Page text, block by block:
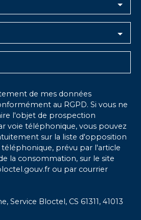
de mes données
au RGPD. Si vous ne
l'objet de prospection
voie téléphonique, vous pouvez
sur la liste d'opposition
prévu par l'article
la consommation, sur le site
ou par courrier
Service Bloctel, CS 61311, 41013